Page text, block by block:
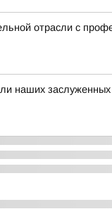
отрасли с
наших заслуженных